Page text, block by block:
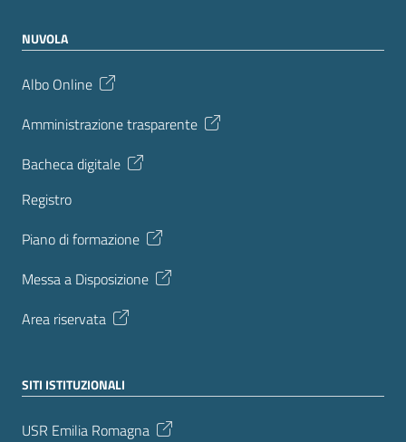
NUVOLA
Albo Online
Amministrazione trasparente
Bacheca digitale
Registro
Piano di formazione
Messa a Disposizione
Area riservata
SITI ISTITUZIONALI
USR Emilia Romagna